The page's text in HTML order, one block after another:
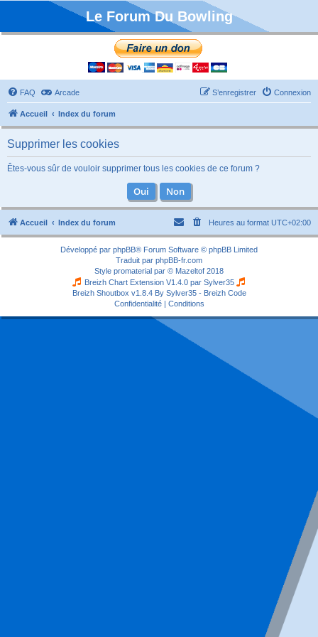
Le Forum Du Bowling
FAQ Arcade Connexion
S’enregistrer
Accueil Index du forum
Supprimer les cookies
Êtes-vous sûr de vouloir supprimer tous les cookies de ce forum ?
Accueil Index du forum Heures au format UTC+02:00
Développé par phpBB® Forum Software © phpBB Limited
Traduit par phpBB-fr.com
Style promaterial par © Mazeltof 2018
Breizh Chart Extension V1.4.0 par Sylver35
Breizh Shoutbox v1.8.4 By Sylver35 - Breizh Code
Confidentialité| Conditions